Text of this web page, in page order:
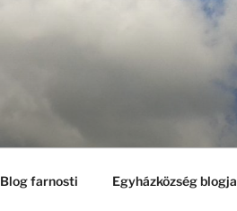
Blog farnosti Egyházközség blogja